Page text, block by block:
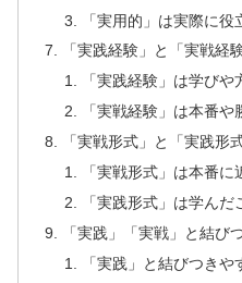
「実用的」は実際に役
「実践経験」と「実戦経
「実践経験」は学び
「実戦経験」は本番
「実戦形式」と「実践形
「実戦形式」は本番に
「実践形式」は学ん
「実践」「実戦」と結び
「実践」と結びつきや